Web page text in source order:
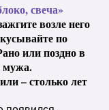
свеча»
возле него
по
или поздно в
мужа.
– столько лет